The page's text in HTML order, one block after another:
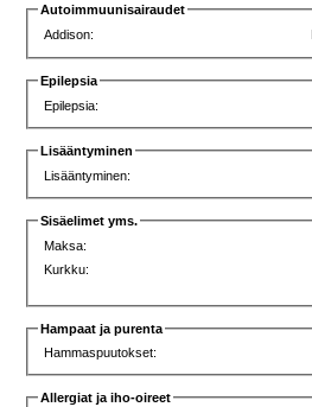
Autoimmuunisairaudet
Addison:
Epilepsia
Epilepsia:
Lisääntyminen
Lisääntyminen:
Sisäelimet yms.
Maksa:
Kurkku:
Hampaat ja purenta
Hammaspuutokset:
Allergiat ja iho-oireet